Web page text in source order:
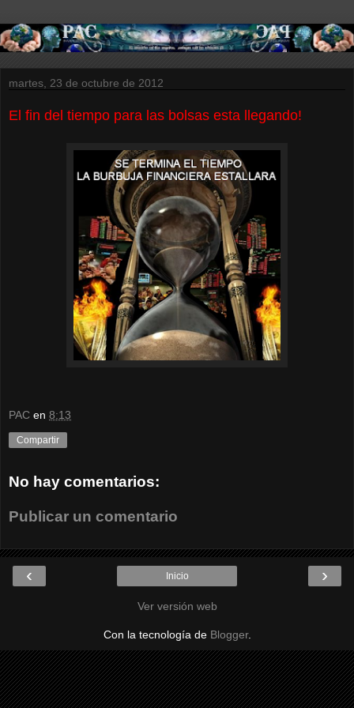
martes, 23 de octubre de 2012
El fin del tiempo para las bolsas esta llegando!
PAC en 8:13
Compartir
No hay comentarios:
Publicar un comentario
‹ ›
Inicio
Ver versión web
Con la tecnología de Blogger.